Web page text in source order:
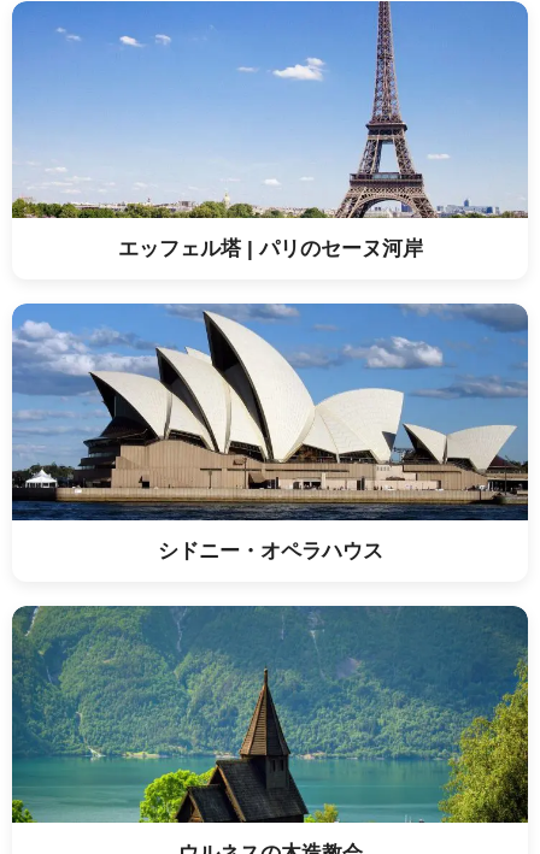
エッフェル塔 | パリのセーヌ河岸
シドニー・オペラハウス